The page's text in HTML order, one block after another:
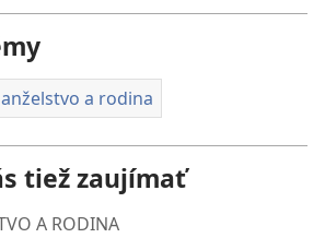
a rodina
tiež zaujímať
A RODINA